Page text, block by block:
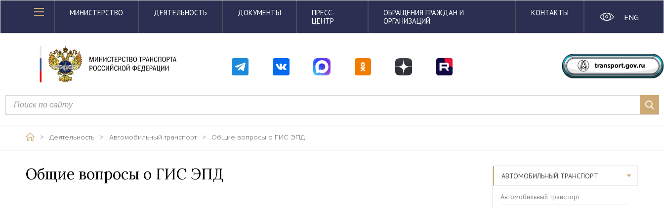
МИНИСТЕРСТВО ДЕЯТЕЛЬНОСТЬ ДОКУМЕНТЫ
ПРЕСС-
ЦЕНТР
ОБРАЩЕНИЯ ГРАЖДАН И
ОРГАНИЗАЦИЙ
КОНТАКТЫ ENG
> Деятельность > Автомобильный транспорт > Общие вопросы о ГИС ЭПД
Общие вопросы о ГИС ЭПД АВТОМОБИЛЬНЫЙ ТРАНСПОРТ
Автомобильный транспорт